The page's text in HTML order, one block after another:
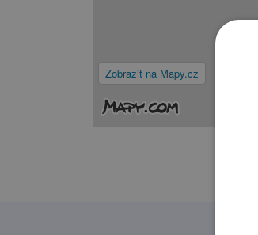
Zobrazit na Mapy.cz